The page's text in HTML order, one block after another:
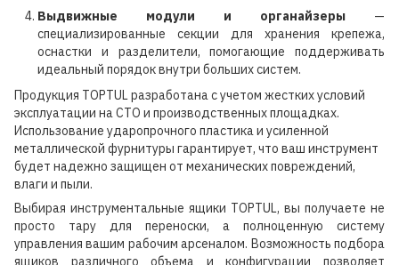
Выдвижные модули и органайзеры —
специализированные секции для хранения крепежа,
оснастки и разделители, помогающие поддерживать
идеальный порядок внутри больших систем.
Продукция TOPTUL разработана с учетом жестких условий
эксплуатации на СТО и производственных площадках.
Использование ударопрочного пластика и усиленной
металлической фурнитуры гарантирует, что ваш инструмент
будет надежно защищен от механических повреждений,
влаги и пыли.
Выбирая инструментальные ящики TOPTUL, вы получаете не
просто тару для переноски, а полноценную систему
управления вашим рабочим арсеналом. Возможность подбора
ящиков различного объема и конфигурации позволяет